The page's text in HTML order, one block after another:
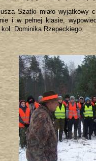
Szatki miało wyjątkowy
i w pełnej klasie,
Dominika Rzepeckiego.